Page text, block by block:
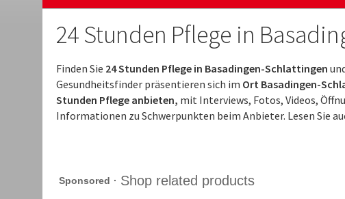
24 Stunden Pflege in
Finden Sie 24 Stunden Pflege in Basadingen-Schlattingen
Gesundheitsfinder präsentieren sich im Ort Basadingen-
Stunden Pflege anbieten, mit Interviews, Fotos, Videos,
Informationen zu Schwerpunkten beim Anbieter. Lesen Sie